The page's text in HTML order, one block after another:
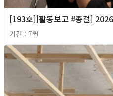
[193호][활동보고 #종걸]
기간 : 7월